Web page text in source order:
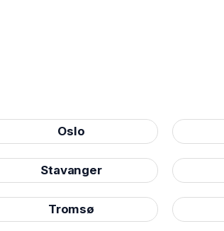
Oslo
Stavanger
Tromsø